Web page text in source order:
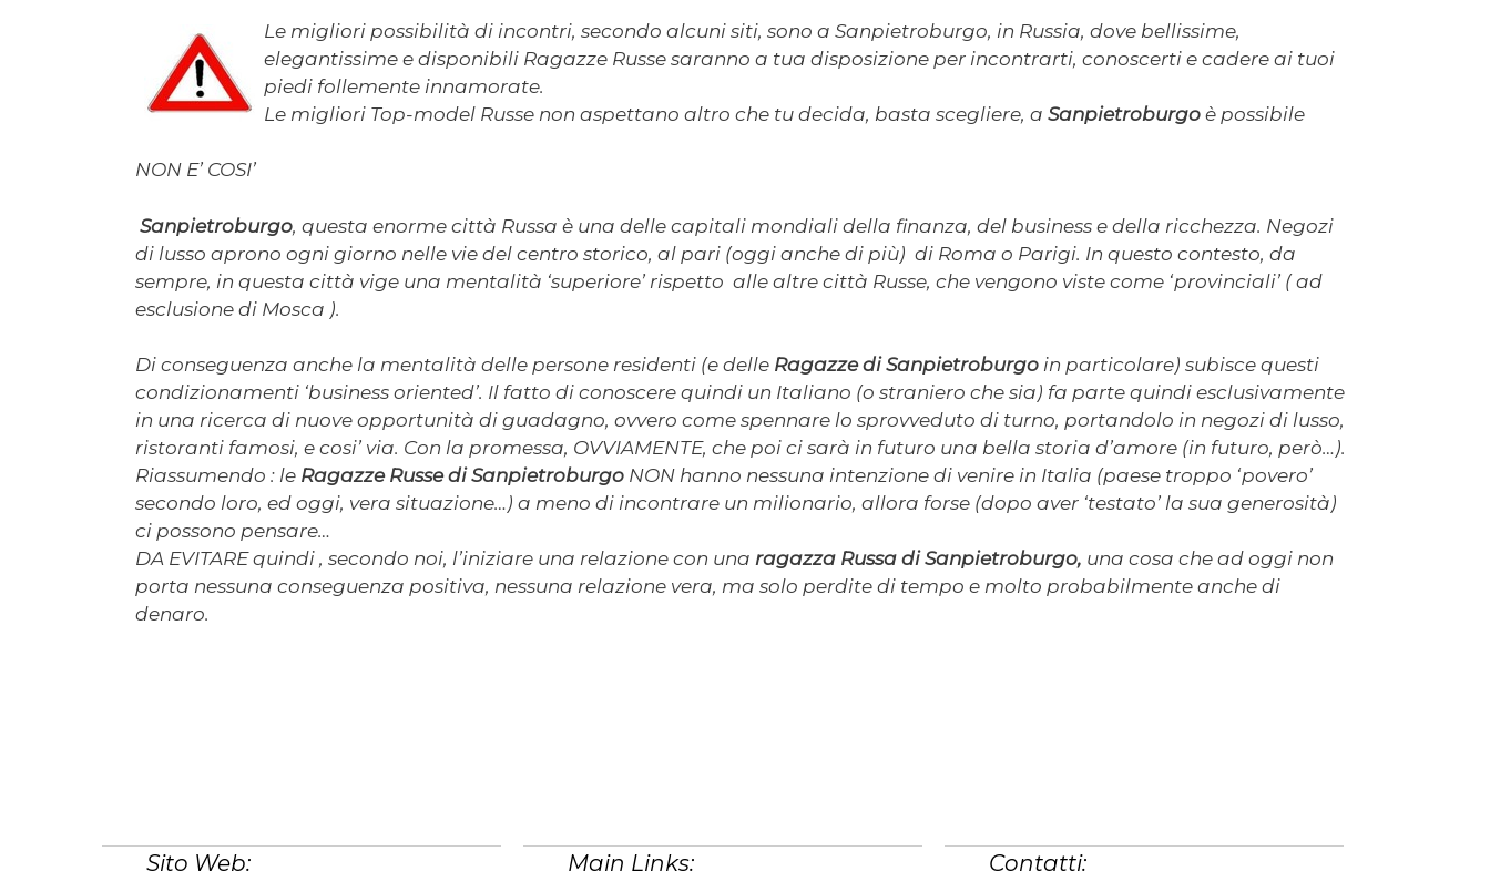
Le migliori possibilità di incontri, secondo alcuni siti, sono a Sanpietroburgo, in Russia, dove bellissime,
elegantissime e disponibili Ragazze Russe saranno a tua disposizione per incontrarti, conoscerti e cadere ai tuoi
piedi follemente innamorate.
Le migliori Top-model Russe non aspettano altro che tu decida, basta scegliere, a Sanpietroburgo è possibile
NON E’ COSI’
Sanpietroburgo, questa enorme città Russa è una delle capitali mondiali della finanza, del business e della ricchezza. Negozi
di lusso aprono ogni giorno nelle vie del centro storico, al pari (oggi anche di più) di Roma o Parigi. In questo contesto, da
sempre, in questa città vige una mentalità ‘superiore’ rispetto alle altre città Russe, che vengono viste come ‘provinciali’ ( ad
esclusione di Mosca ).
Di conseguenza anche la mentalità delle persone residenti (e delle Ragazze di Sanpietroburgo in particolare) subisce questi
condizionamenti ‘business oriented’. Il fatto di conoscere quindi un Italiano (o straniero che sia) fa parte quindi esclusivamente
in una ricerca di nuove opportunità di guadagno, ovvero come spennare lo sprovveduto di turno, portandolo in negozi di lusso,
ristoranti famosi, e cosi’ via. Con la promessa, OVVIAMENTE, che poi ci sarà in futuro una bella storia d’amore (in futuro, però…).
Riassumendo : le Ragazze Russe di Sanpietroburgo NON hanno nessuna intenzione di venire in Italia (paese troppo ‘povero’
secondo loro, ed oggi, vera situazione…) a meno di incontrare un milionario, allora forse (dopo aver ‘testato’ la sua generosità)
ci possono pensare…
DA EVITARE quindi , secondo noi, l’iniziare una relazione con una ragazza Russa di Sanpietroburgo, una cosa che ad oggi non
porta nessuna conseguenza positiva, nessuna relazione vera, ma solo perdite di tempo e molto probabilmente anche di
denaro.
Sito Web: Main Links: Contatti: